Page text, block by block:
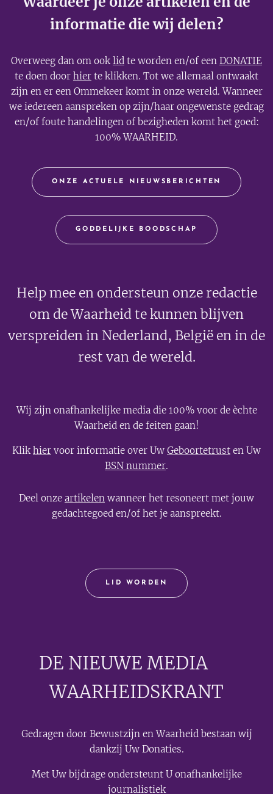
informatie die wij delen?
Overweeg dan om ooklid te worden en/of een DONATIE
te doen door hier te klikken. Tot we allemaal ontwaakt
zijn en er een Ommekeer komt in onze wereld. Wanneer
we iedereen aanspreken op zijn/haar ongewenste gedrag
en/of foute handelingen of bezigheden komt het goed:
100% WAARHEID.
ONZE ACTUELE NIEUWSBERICHTEN
GODDELIJKE BOODSCHAP
Help mee en ondersteun onze redactie
om de Waarheid te kunnen blijven
verspreiden in Nederland, België en in de
rest van de wereld.
Wij zijn onafhankelijke media die 100% voor de èchte
Waarheid en de feiten gaan!
Klikhier voor informatie over Uw Geboortetrust en Uw
BSN nummer.
Deel onze artikelen wanneer het resoneert met jouw
gedachtegoed en/of het je aanspreekt.
LID WORDEN
DE NIEUWE MEDIA🟣
WAARHEIDSKRANT
Gedragen door Bewustzijn en Waarheid bestaan wij
dankzij Uw Donaties.
Met Uw bijdrage ondersteunt U onafhankelijke
journalistiek